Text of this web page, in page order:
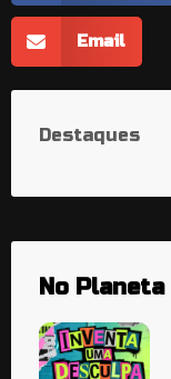
Email
Destaques
No Planeta